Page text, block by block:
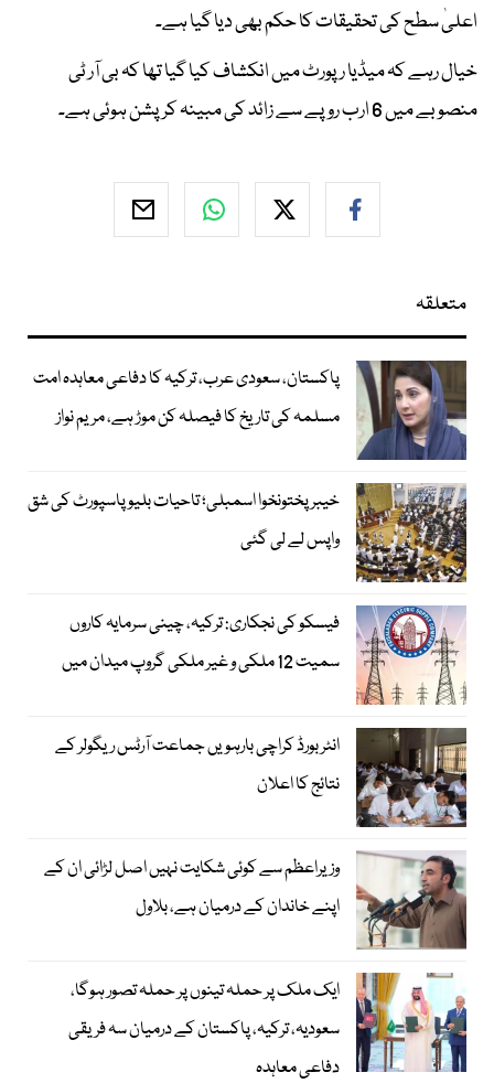
اعلیٰ سطح کی تحقیقات کا حکم بھی دیا گیا ہے۔
خیال رہے کہ میڈیا رپورٹ میں انکشاف کیا گیا تھا کہ بی آر ٹی
منصوبے میں 6 ارب روپے سے زائد کی مبینہ کرپشن ہوئی ہے۔
متعلقہ
پاکستان، سعودی عرب، ترکیہ کا دفاعی معاہدہ امت
مسلمہ کی تاریخ کا فیصلہ کن موڑ ہے، مریم نواز
خیبرپختونخوا اسمبلی؛ تاحیات بلیو پاسپورٹ کی شق
واپس لے لی گئی
فیسکو کی نجکاری: ترکیہ، چینی سرمایہ کاروں
سمیت 12 ملکی و غیر ملکی گروپ میدان میں
انٹر بورڈ کراچی بارہویں جماعت آرٹس ریگولر کے
نتائج کا اعلان
وزیراعظم سے کوئی شکایت نہیں اصل لڑائی ان کے
اپنے خاندان کے درمیان ہے، بلاول
ایک ملک پر حملہ تینوں پر حملہ تصور ہوگا،
سعودیہ، ترکیہ، پاکستان کے درمیان سہ فریقی
دفاعی معاہدہ